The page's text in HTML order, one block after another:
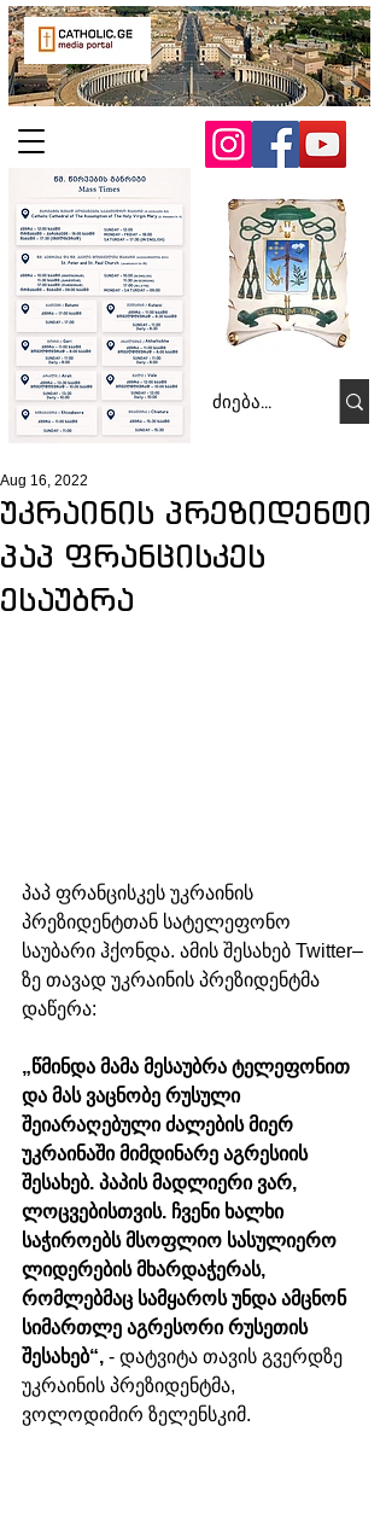
უკრაინის პრეზიდენტი
პაპ ფრანცისკეს
ესაუბრა
Aug 16, 2022
პაპ ფრანცისკეს უკრაინის
პრეზიდენტთან სატელეფონო
საუბარი ჰქონდა. ამის შესახებ Twitter–
ზე თავად უკრაინის პრეზიდენტმა
დაწერა:
„წმინდა მამა მესაუბრა ტელეფონით
და მას ვაცნობე რუსული
შეიარაღებული ძალების მიერ
უკრაინაში მიმდინარე აგრესიის
შესახებ. პაპის მადლიერი ვარ,
ლოცვებისთვის. ჩვენი ხალხი
საჭიროებს მსოფლიო სასულიერო
ლიდერების მხარდაჭერას,
რომლებმაც სამყაროს უნდა ამცნონ
სიმართლე აგრესორი რუსეთის
შესახებ“, - დატვიტა თავის გვერდზე
უკრაინის პრეზიდენტმა,
ვოლოდიმირ ზელენსკიმ.